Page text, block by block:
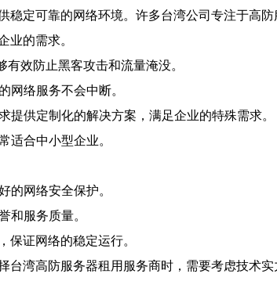
定可靠的网络环境。许多台湾公司专注于高
业的需求。
效防止黑客攻击和流量淹没。
网络服务不会中断。
供定制化的解决方案，满足企业的特殊需求。
适合中小型企业。
的网络安全保护。
和服务质量。
保证网络的稳定运行。
湾高防服务器租用服务商时，需要考虑技术